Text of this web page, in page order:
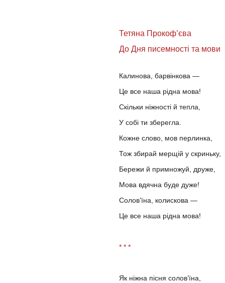
Тетяна Прокоф’єва
До Дня писемності та мови
Калинова, барвінкова —
Це все наша рідна мова!
Скільки ніжності й тепла,
У собі ти зберегла.
Кожне слово, мов перлинка,
Тож збирай мерщій у скриньку,
Бережи й примножуй, друже,
Мова вдячна буде дуже!
Солов’їна, колискова —
Це все наша рідна мова!
* * *
Як ніжна пісня солов’їна,